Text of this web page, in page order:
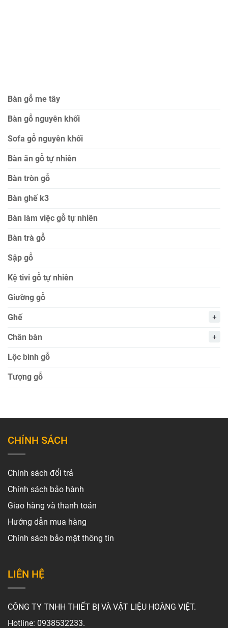
Bàn gỗ me tây
Bàn gỗ nguyên khối
Sofa gỗ nguyên khối
Bàn ăn gỗ tự nhiên
Bàn tròn gỗ
Bàn ghế k3
Bàn làm việc gỗ tự nhiên
Bàn trà gỗ
Sập gỗ
Kệ tivi gỗ tự nhiên
Giường gỗ
Ghế
Chân bàn
Lộc bình gỗ
Tượng gỗ
CHÍNH SÁCH
Chính sách đổi trả
Chính sách bảo hành
Giao hàng và thanh toán
Hướng dẫn mua hàng
Chính sách bảo mật thông tin
LIÊN HỆ
CÔNG TY TNHH THIẾT BỊ VÀ VẬT LIỆU HOÀNG VIỆT.
Hotline: 0938532233.